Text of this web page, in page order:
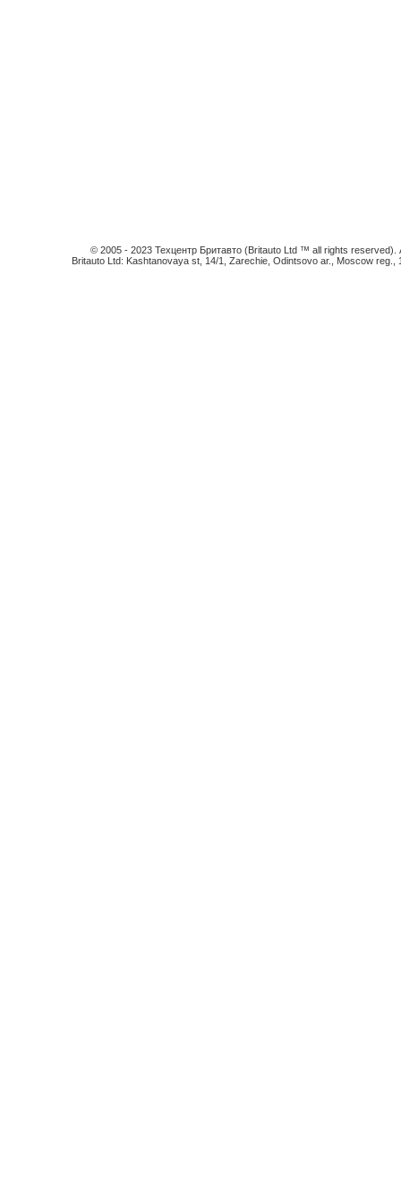
© 2005 - 2023 Техцентр Бритавто (Britauto Ltd ™ all rights
Britauto Ltd: Kashtanovaya st, 14/1, Zarechie, Odintsovo ar., Moscow